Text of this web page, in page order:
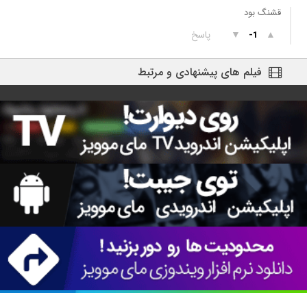
قشنگ بود
▲
-1
▼ پاسخ
فیلم های پیشنهادی و مرتبط